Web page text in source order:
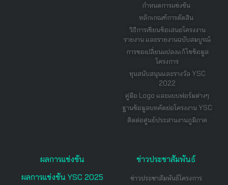
กำหนดการแข่งขัน
หลักเกณฑ์การตัดสิน
วิธีการเขียนข้อเสนอโครงงาน
รายงาน และรายงานฉบับสมบูรณ์
การขอเปลี่ยนแปลงแก้ไขข้อมูล
โครงการ
ทุนสนับสนุนและรางวัล YSC
2022
คู่มือ Logo และแบบฟอร์มต่างๆ
ฐานข้อมูลบทคัดย่อโครงงาน YSC
ติดต่อศูนย์ประสานงานภูมิภาค
ผลการแข่งขัน
ผลการแข่งขัน YSC 2025
ข่าวประชาสัมพันธ์
ข่าวประชาสัมพันธ์โครงการ